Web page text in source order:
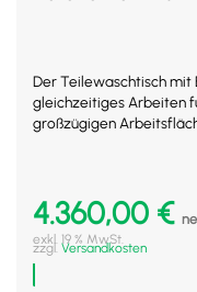
Der Teilewaschtisch
gleichzeitiges Arbeiten
großzügigen
4.360,00 €
exkl. 19 % MwSt.
zzgl. Versandkosten